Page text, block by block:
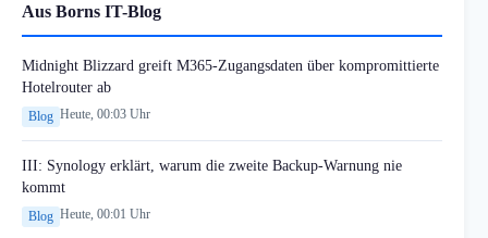
Aus Borns IT-Blog
Midnight Blizzard greift M365-Zugangsdaten über kompromittierte
Hotelrouter ab
Blog Heute, 00:03 Uhr
III: Synology erklärt, warum die zweite Backup-Warnung nie
kommt
Blog Heute, 00:01 Uhr